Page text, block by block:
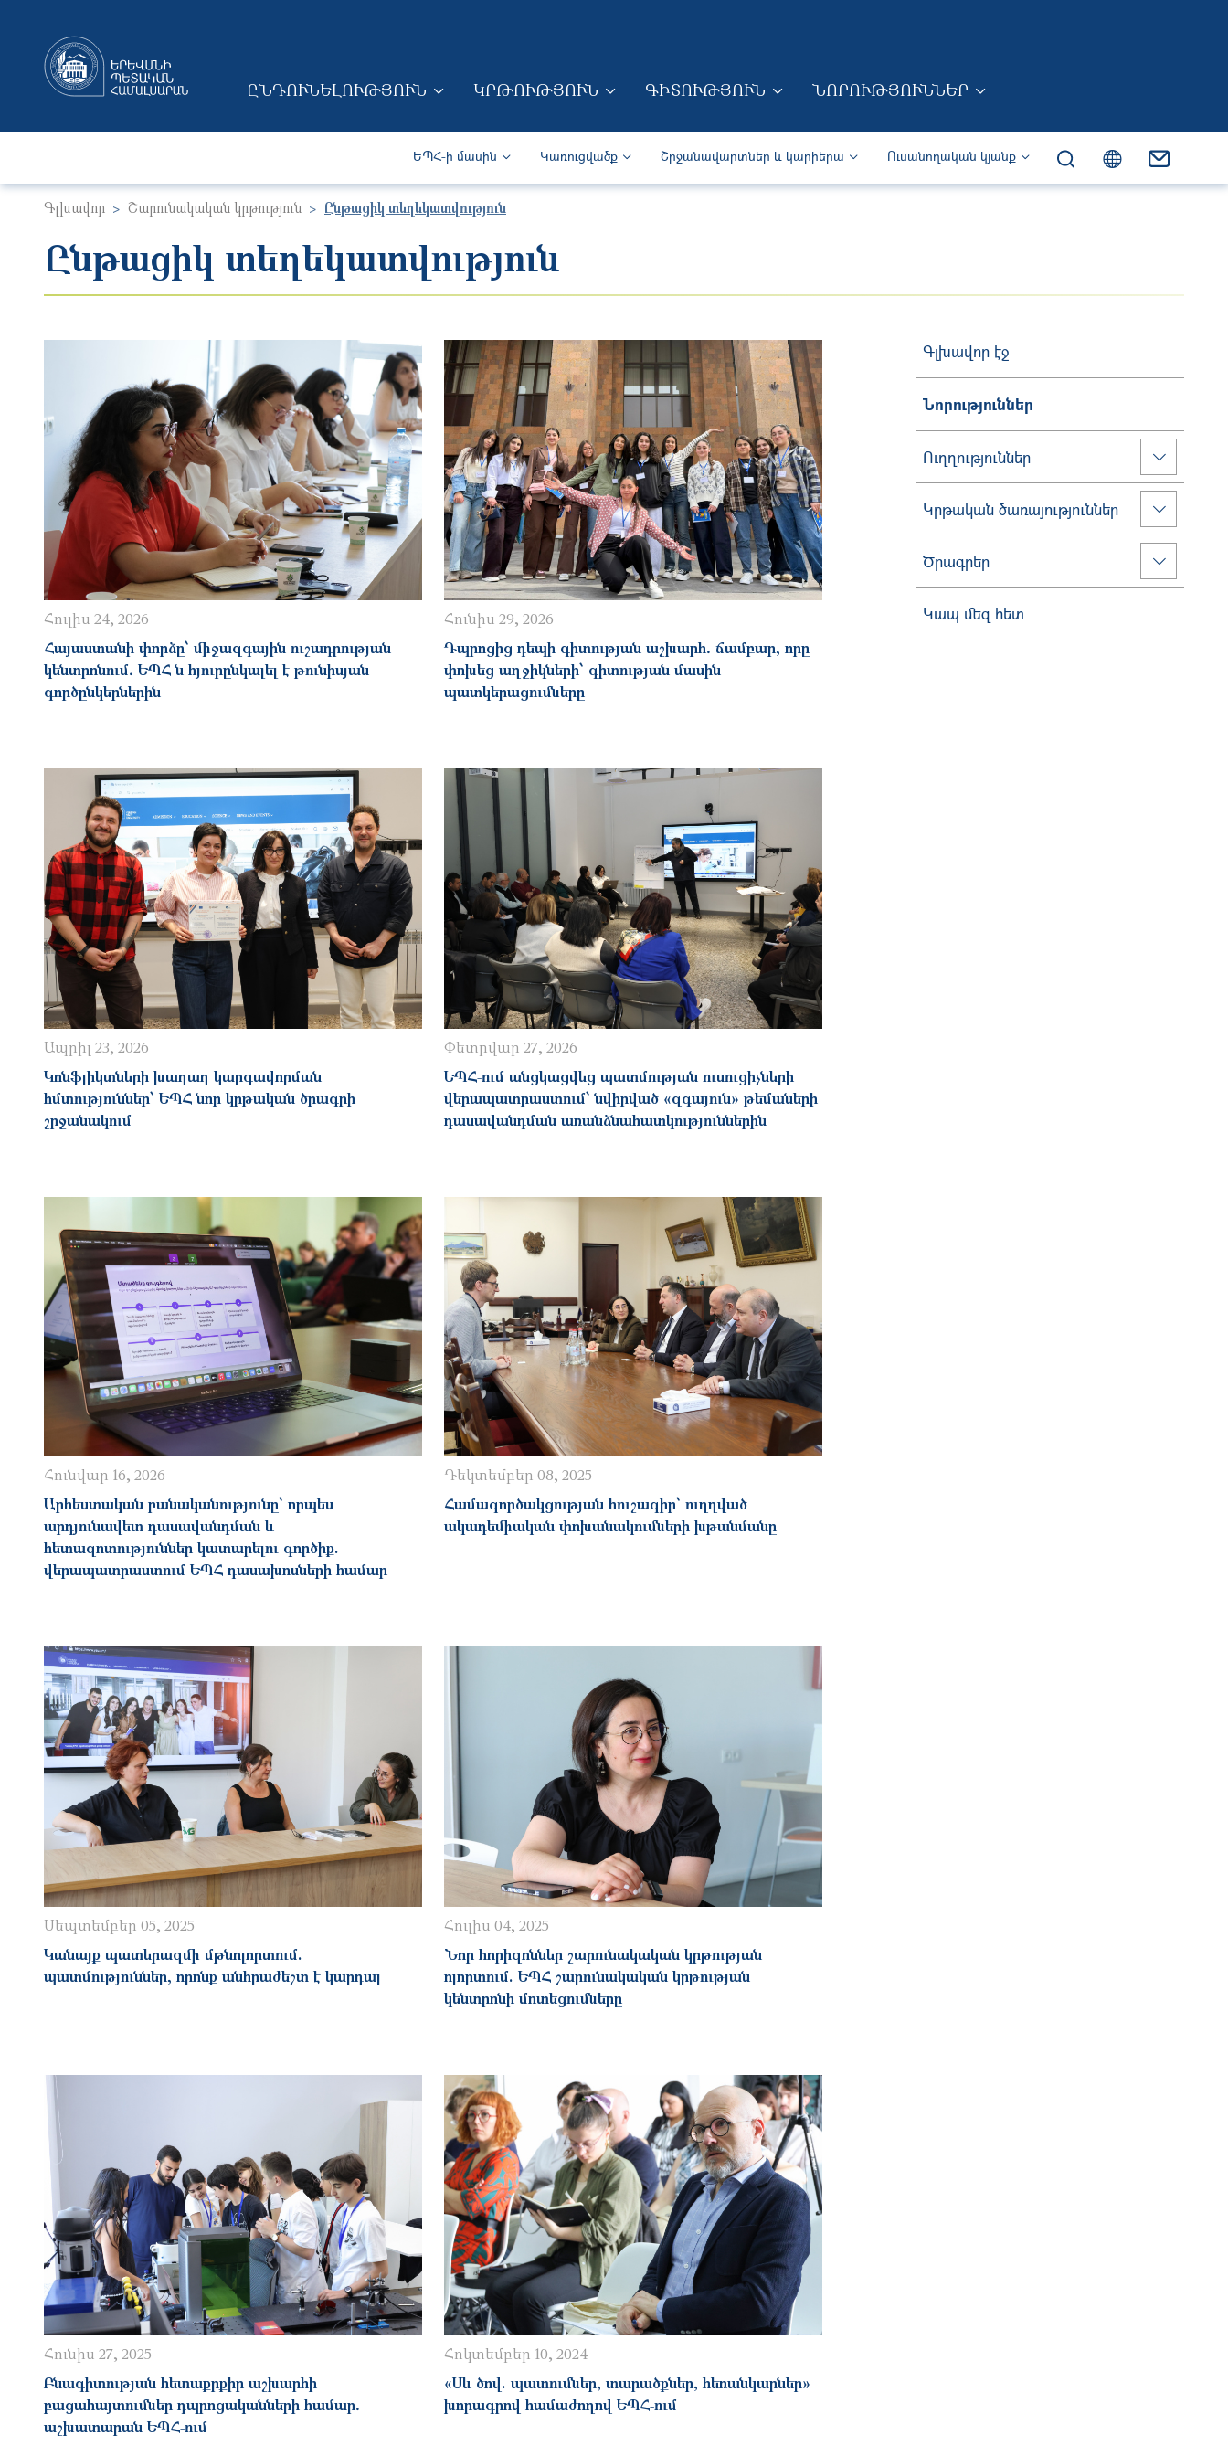
MAIN NAVIGATION (ARM)
ԸՆԴՈՒՆԵԼՈՒԹՅՈՒՆ ԿՐԹՈՒԹՅՈՒՆ ԳԻՏՈՒԹՅՈՒՆ ՆՈՐՈՒԹՅՈՒՆՆԵՐ
Secondary navigation (Arm)
ԵՊՀ-ի մասին Կառուցվածք Շրջանավարտներ և կարիերա Ուսանողական կյանք
Գլխավոր Շարունակական կրթություն Ընթացիկ տեղեկատվություն
Ընթացիկ տեղեկատվություն
Հուլիս 24, 2026
Հայաստանի փորձը՝ միջազգային ուշադրության
կենտրոնում․ ԵՊՀ-ն հյուրընկալել է թունիսյան
գործընկերներին
Հունիս 29, 2026
Դպրոցից դեպի գիտության աշխարհ․ ճամբար, որը
փոխեց աղջիկների՝ գիտության մասին
պատկերացումները
Ապրիլ 23, 2026
Կոնֆլիկտների խաղաղ կարգավորման
հմտություններ՝ ԵՊՀ նոր կրթական ծրագրի
շրջանակում
Փետրվար 27, 2026
ԵՊՀ-ում անցկացվեց պատմության ուսուցիչների
վերապատրաստում՝ նվիրված «զգայուն» թեմաների
դասավանդման առանձնահատկություններին
Հունվար 16, 2026
Արհեստական բանականությունը՝ որպես
արդյունավետ դասավանդման և
հետազոտություններ կատարելու գործիք.
վերապատրաստում ԵՊՀ դասախոսների համար
Դեկտեմբեր 08, 2025
Համագործակցության հուշագիր՝ ուղղված
ակադեմիական փոխանակումների խթանմանը
Սեպտեմբեր 05, 2025
Կանայք պատերազմի մթնոլորտում.
պատմություններ, որոնք անհրաժեշտ է կարդալ
Հուլիս 04, 2025
Նոր հորիզոններ շարունակական կրթության
ոլորտում. ԵՊՀ շարունակական կրթության
կենտրոնի մոտեցումները
Հունիս 27, 2025
Բնագիտության հետաքրքիր աշխարհի
բացահայտումներ դպրոցականների համար․
աշխատարան ԵՊՀ-ում
Հոկտեմբեր 10, 2024
«Սև ծով. պատումներ, տարածքներ, հեռանկարներ»
խորագրով համաժողով ԵՊՀ-ում
Գլխավոր էջ
Նորություններ
Ուղղություններ
Կրթական ծառայություններ
Ծրագրեր
Կապ մեզ հետ